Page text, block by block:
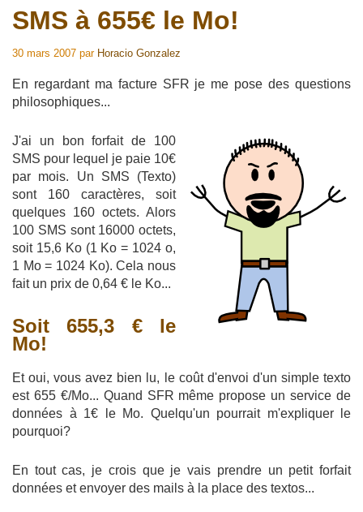
SMS à 655€ le Mo!
30 mars 2007 par Horacio Gonzalez
En regardant ma facture SFR je me pose des questions
philosophiques...
J'ai un bon forfait de 100
SMS pour lequel je paie 10€
par mois. Un SMS (Texto)
sont 160 caractères, soit
quelques 160 octets. Alors
100 SMS sont 16000 octets,
soit 15,6 Ko (1 Ko = 1024 o,
1 Mo = 1024 Ko). Cela nous
fait un prix de 0,64 € le Ko...
Soit 655,3 € le
Mo!
Et oui, vous avez bien lu, le coût d'envoi d'un simple texto
est 655 €/Mo... Quand SFR même propose un service de
données à 1€ le Mo. Quelqu'un pourrait m'expliquer le
pourquoi?
En tout cas, je crois que je vais prendre un petit forfait
données et envoyer des mails à la place des textos...